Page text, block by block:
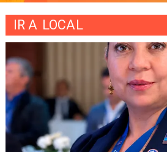
IR A LOCAL